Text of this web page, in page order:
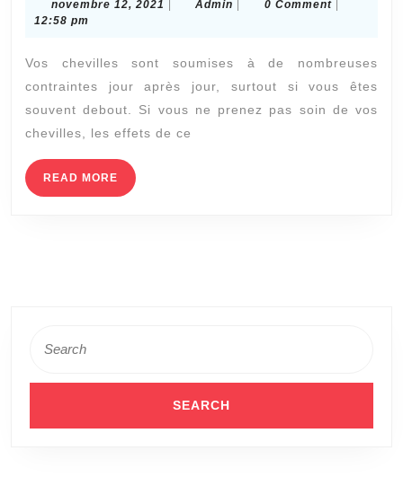
des
novembre 12, 2021 novembre
| Admin Admin
| 0 Comment |
12:58 pm
Vos chevilles sont soumises à de nombreuses
contraintes jour après jour, surtout si vous êtes
souvent debout. Si vous ne prenez pas soin de vos
chevilles, les effets de ce
READ MORE READ
MORE
for: